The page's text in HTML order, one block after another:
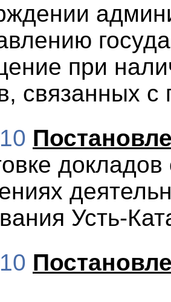
при
связанных с
Усть-